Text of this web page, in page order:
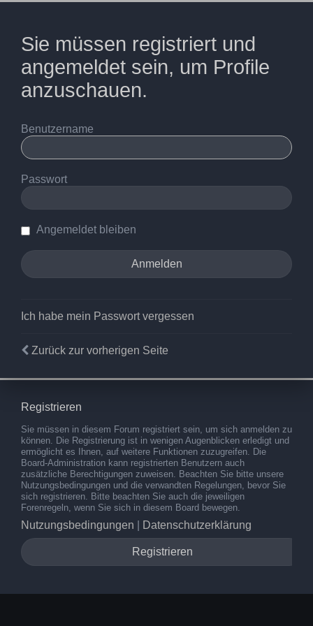
Sie müssen registriert und
angemeldet sein, um Profile
anzuschauen.
Benutzername
Passwort
Angemeldet bleiben
Ich habe mein Passwort vergessen
Zurück zur vorherigen Seite
Registrieren
Sie müssen in diesem Forum registriert sein, um sich anmelden zu
können. Die Registrierung ist in wenigen Augenblicken erledigt und
ermöglicht es Ihnen, auf weitere Funktionen zuzugreifen. Die
Board-Administration kann registrierten Benutzern auch
zusätzliche Berechtigungen zuweisen. Beachten Sie bitte unsere
Nutzungsbedingungen und die verwandten Regelungen, bevor Sie
sich registrieren. Bitte beachten Sie auch die jeweiligen
Forenregeln, wenn Sie sich in diesem Board bewegen.
Nutzungsbedingungen Datenschutzerklärung
Registrieren